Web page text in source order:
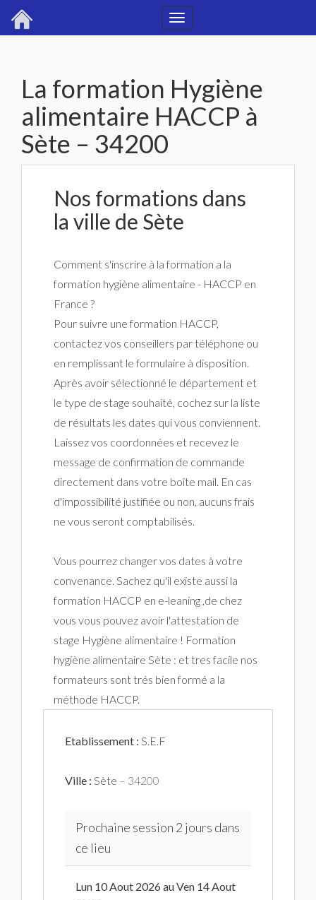
Toggle
La formation Hygiène
alimentaire HACCP à
Sète – 34200
Nos formations dans
la ville de Sète
Comment s'inscrire à la formation a la
formation hygiène alimentaire - HACCP en
France ?
Pour suivre une formation HACCP,
contactez vos conseillers par téléphone ou
en remplissant le formulaire à disposition.
Après avoir sélectionné le département et
le type de stage souhaité, cochez sur la liste
de résultats les dates qui vous conviennent.
Laissez vos coordonnées et recevez le
message de confirmation de commande
directement dans votre boîte mail. En cas
d'impossibilité justifiée ou non, aucuns frais
ne vous seront comptabilisés.
Vous pourrez changer vos dates à votre
convenance. Sachez qu'il existe aussi la
formation HACCP en e-leaning ,de chez
vous vous pouvez avoir l'attestation de
stage Hygiène alimentaire ! Formation
hygiène alimentaire Sète : et tres facile nos
formateurs sont trés bien formé a la
méthode HACCP.
Etablissement : S.E.F
Ville : Sète – 34200
Prochaine session 2 jours dans
ce lieu
Lun 10 Aout 2026 au Ven 14 Aout